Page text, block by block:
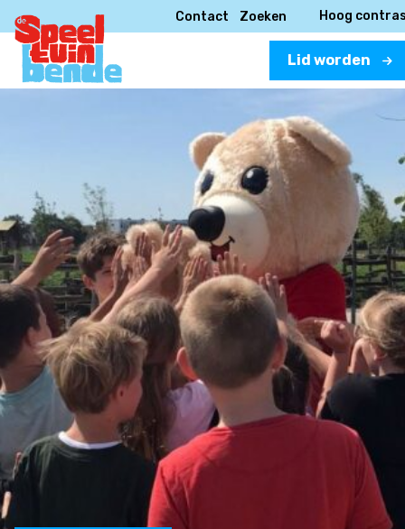
Contact Zoeken Hoog
Lid worden